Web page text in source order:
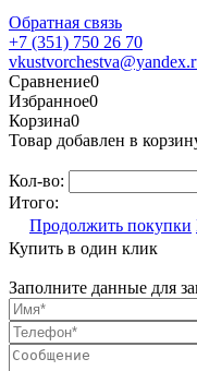
Обратная связь
+7 (351) 750 26 70
Сравнение0
Избранное0
Корзина0
Товар добавлен в
Кол-во:
Итого:
Продолжить покупки
Купить в один клик
Заполните данные для